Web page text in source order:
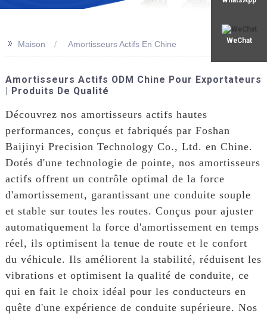
WeChat
>> Maison Amortisseurs Actifs En Chine
Amortisseurs Actifs ODM Chine Pour Exportateurs
| Produits De Qualité
Découvrez nos amortisseurs actifs hautes
performances, conçus et fabriqués par Foshan
Baijinyi Precision Technology Co., Ltd. en Chine.
Dotés d'une technologie de pointe, nos amortisseurs
actifs offrent un contrôle optimal de la force
d'amortissement, garantissant une conduite souple
et stable sur toutes les routes. Conçus pour ajuster
automatiquement la force d'amortissement en temps
réel, ils optimisent la tenue de route et le confort
du véhicule. Ils améliorent la stabilité, réduisent les
vibrations et optimisent la qualité de conduite, ce
qui en fait le choix idéal pour les conducteurs en
quête d'une expérience de conduite supérieure. Nos